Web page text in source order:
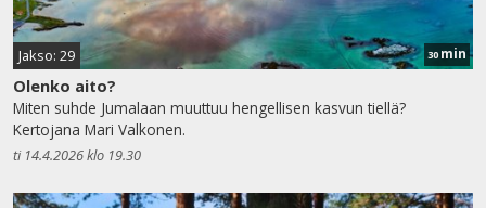
Jakso: 29 30 min
Olenko aito?
Miten suhde Jumalaan muuttuu hengellisen kasvun tiellä?
Kertojana Mari Valkonen.
ti 14.4.2026 klo 19.30